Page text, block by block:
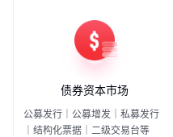
债券资本市场
公募发行｜公募增发｜私募发行
｜结构化票据｜二级交易台等